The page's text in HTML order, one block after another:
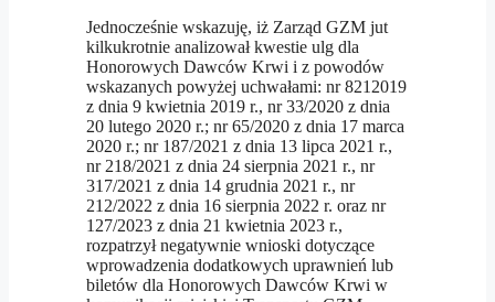
Jednocześnie wskazuję, iż Zarząd GZM jut
kilkukrotnie analizował kwestie ulg dla
Honorowych Dawców Krwi i z powodów
wskazanych powyżej uchwałami: nr 8212019
z dnia 9 kwietnia 2019 r., nr 33/2020 z dnia
20 lutego 2020 r.; nr 65/2020 z dnia 17 marca
2020 r.; nr 187/2021 z dnia 13 lipca 2021 r.,
nr 218/2021 z dnia 24 sierpnia 2021 r., nr
317/2021 z dnia 14 grudnia 2021 r., nr
212/2022 z dnia 16 sierpnia 2022 r. oraz nr
127/2023 z dnia 21 kwietnia 2023 r.,
rozpatrzył negatywnie wnioski dotyczące
wprowadzenia dodatkowych uprawnień lub
biletów dla Honorowych Dawców Krwi w